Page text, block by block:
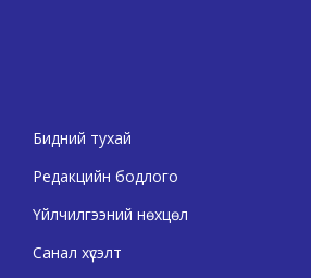
Бидний тухай
Редакцийн бодлого
Үйлчилгээний нөхцөл
Санал хүсэлт